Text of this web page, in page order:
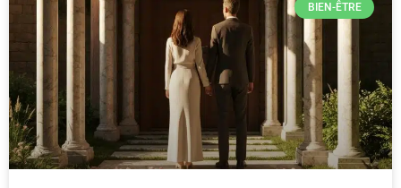
BIEN-ÊTRE